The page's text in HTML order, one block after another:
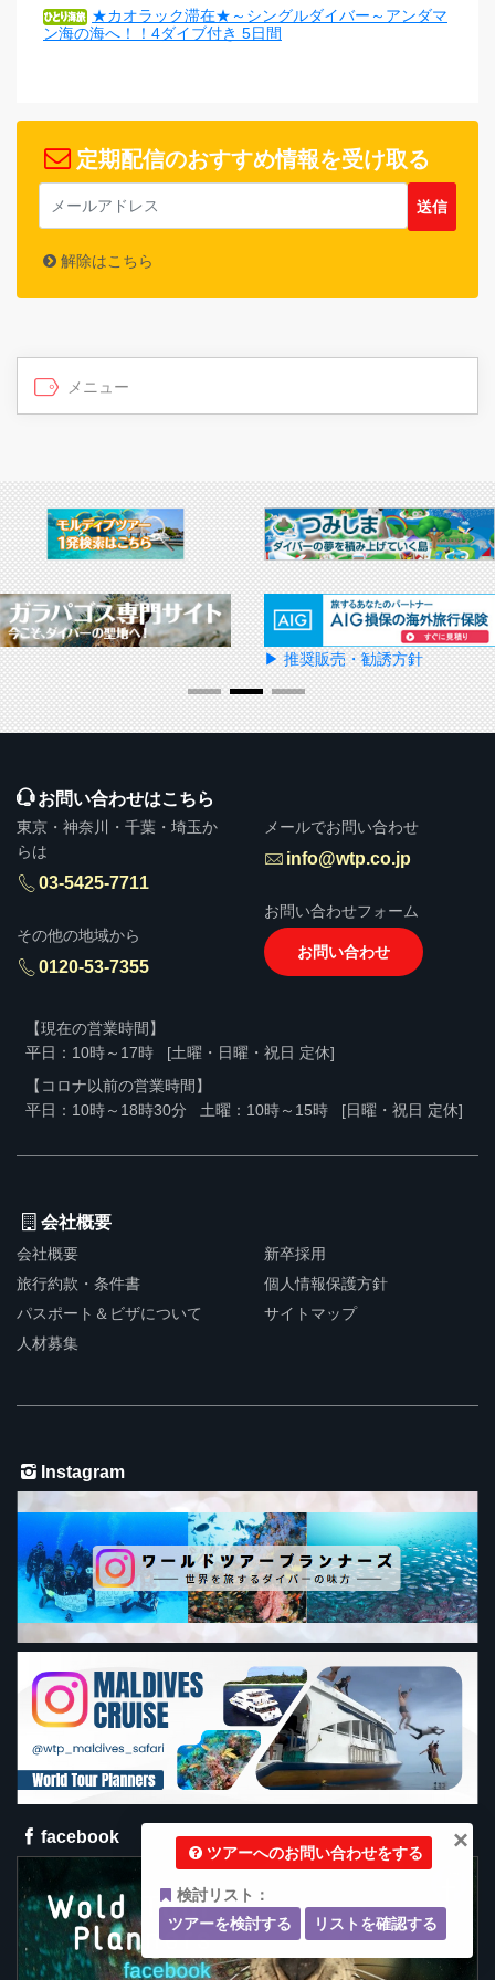
★カオラック滞在★～シングルダイバー～アンダマ
ン海の海へ！！4ダイブ付き 5日間
定期配信のおすすめ情報を受け取る
解除はこちら
▶ 推奨販売・勧誘方針
お問い合わせはこちら
東京・神奈川・千葉・埼玉か
らは
03-5425-7711
その他の地域から
0120-53-7355
メールでお問い合わせ
info@wtp.co.jp
お問い合わせフォーム
お問い合わせ
【現在の営業時間】
平日：10時～17時
[土曜・日曜・祝日 定休]
【コロナ以前の営業時間】
平日：10時～18時30分
土曜：10時～15時 [日曜・祝日 定休]
会社概要
会社概要
旅行約款・条件書
パスポート＆ビザについて
人材募集
新卒採用
個人情報保護方針
サイトマップ
Instagram
facebook ×
ツアーへのお問い合わせをする
検討リスト：
ツアーを検討する
リストを確認する